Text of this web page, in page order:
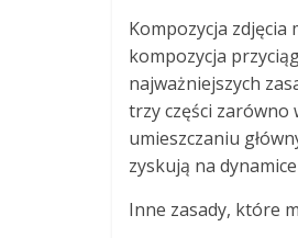
Kompozycja
kompozycja
najważniejszych
trzy części zarówno
umieszczaniu
zyskują na
Inne zasady, które